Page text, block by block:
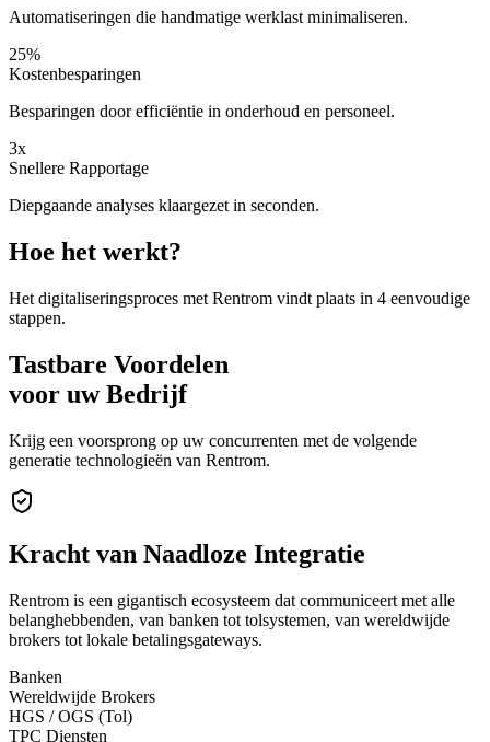
Automatiseringen die handmatige werklast minimaliseren.
25%
Kostenbesparingen
Besparingen door efficiëntie in onderhoud en personeel.
3x
Snellere Rapportage
Diepgaande analyses klaargezet in seconden.
Hoe het werkt?
Het digitaliseringsproces met Rentrom vindt plaats in 4 eenvoudige
stappen.
Tastbare Voordelen
voor uw Bedrijf
Krijg een voorsprong op uw concurrenten met de volgende
generatie technologieën van Rentrom.
Kracht van Naadloze Integratie
Rentrom is een gigantisch ecosysteem dat communiceert met alle
belanghebbenden, van banken tot tolsystemen, van wereldwijde
brokers tot lokale betalingsgateways.
Banken
Wereldwijde Brokers
HGS / OGS (Tol)
TPC Diensten